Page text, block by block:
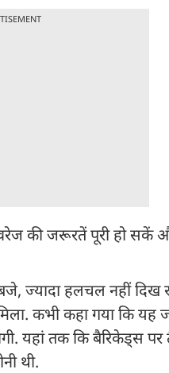
जरूरतें पूरी हो सकें और
ज्यादा हलचल नहीं
कभी कहा गया कि
यहां तक कि बैरिकेड्स पर
थी.